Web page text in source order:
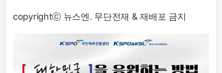
copyrightⓒ 뉴스엔. 무단전재 & 재배포 금지